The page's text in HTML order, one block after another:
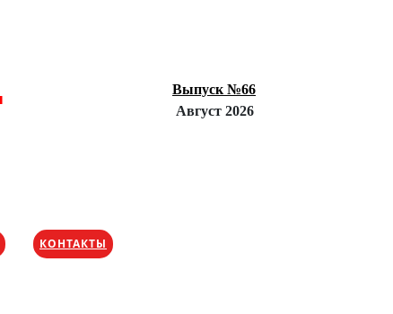
Выпуск №66
Август 2026
КОНТАКТЫ